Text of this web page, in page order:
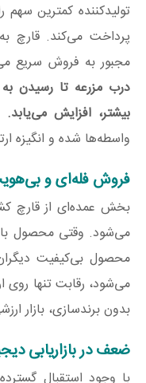
تولیدکننده کمترین سهم
پرداخت می‌کند. قارچ به
مجبور به فروش سریع
بیشتر، افزایش می‌یابد.
واسطه‌ها شده و انگیزه
فروش فله‌ای و
بخش عمده‌ای از قارچ
می‌شود. وقتی محصول
محصول بی‌کیفیت
می‌شود، رقابت تنها روی
بدون برندسازی، بازار
ضعف در بازاریابی
با وجود استقبال